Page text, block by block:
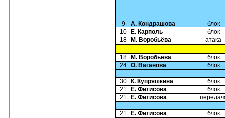
9 А. Кондрашова
блок
10
Е. Карполь
блок
18
М. Воробьёва атака
18 М. Воробьёва
блок
24 О. Ваганова блок
30 К. Купряшкина
блок
21
Е. Фитисова
блок
21
Е. Фитисова
21 Е. Фитисова блок